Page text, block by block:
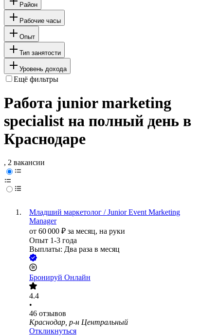
Район
Рабочие часы
Опыт
Тип занятости
Уровень дохода
Ещё фильтры
Работа junior marketing
specialist на полный день в
Краснодаре
, 2 вакансии
Младший маркетолог / Junior Event Marketing
Manager
от 60 000 ₽ за месяц, на руки
Опыт 1-3 года
Выплаты: Два раза в месяц
Бронируй Онлайн
4.4
•
46 отзывов
Краснодар, р-н Центральный
Откликнуться